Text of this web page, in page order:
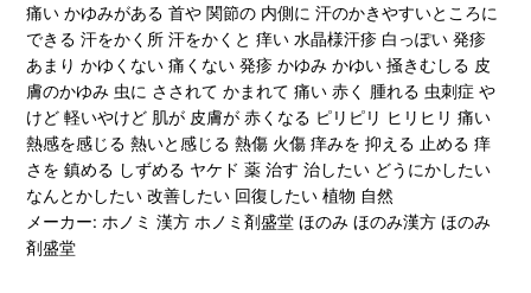
痛い かゆみがある 首や 関節の 内側に 汗のかきやすいところに
できる 汗をかく所 汗をかくと 痒い 水晶様汗疹 白っぽい 発疹
あまり かゆくない 痛くない 発疹 かゆみ かゆい 掻きむしる 皮
膚のかゆみ 虫に さされて かまれて 痛い 赤く 腫れる 虫刺症 や
けど 軽いやけど 肌が 皮膚が 赤くなる ピリピリ ヒリヒリ 痛い
熱感を感じる 熱いと感じる 熱傷 火傷 痒みを 抑える 止める 痒
さを 鎮める しずめる ヤケド 薬 治す 治したい どうにかしたい
なんとかしたい 改善したい 回復したい 植物 自然
メーカー: ホノミ 漢方 ホノミ剤盛堂 ほのみ ほのみ漢方 ほのみ
剤盛堂